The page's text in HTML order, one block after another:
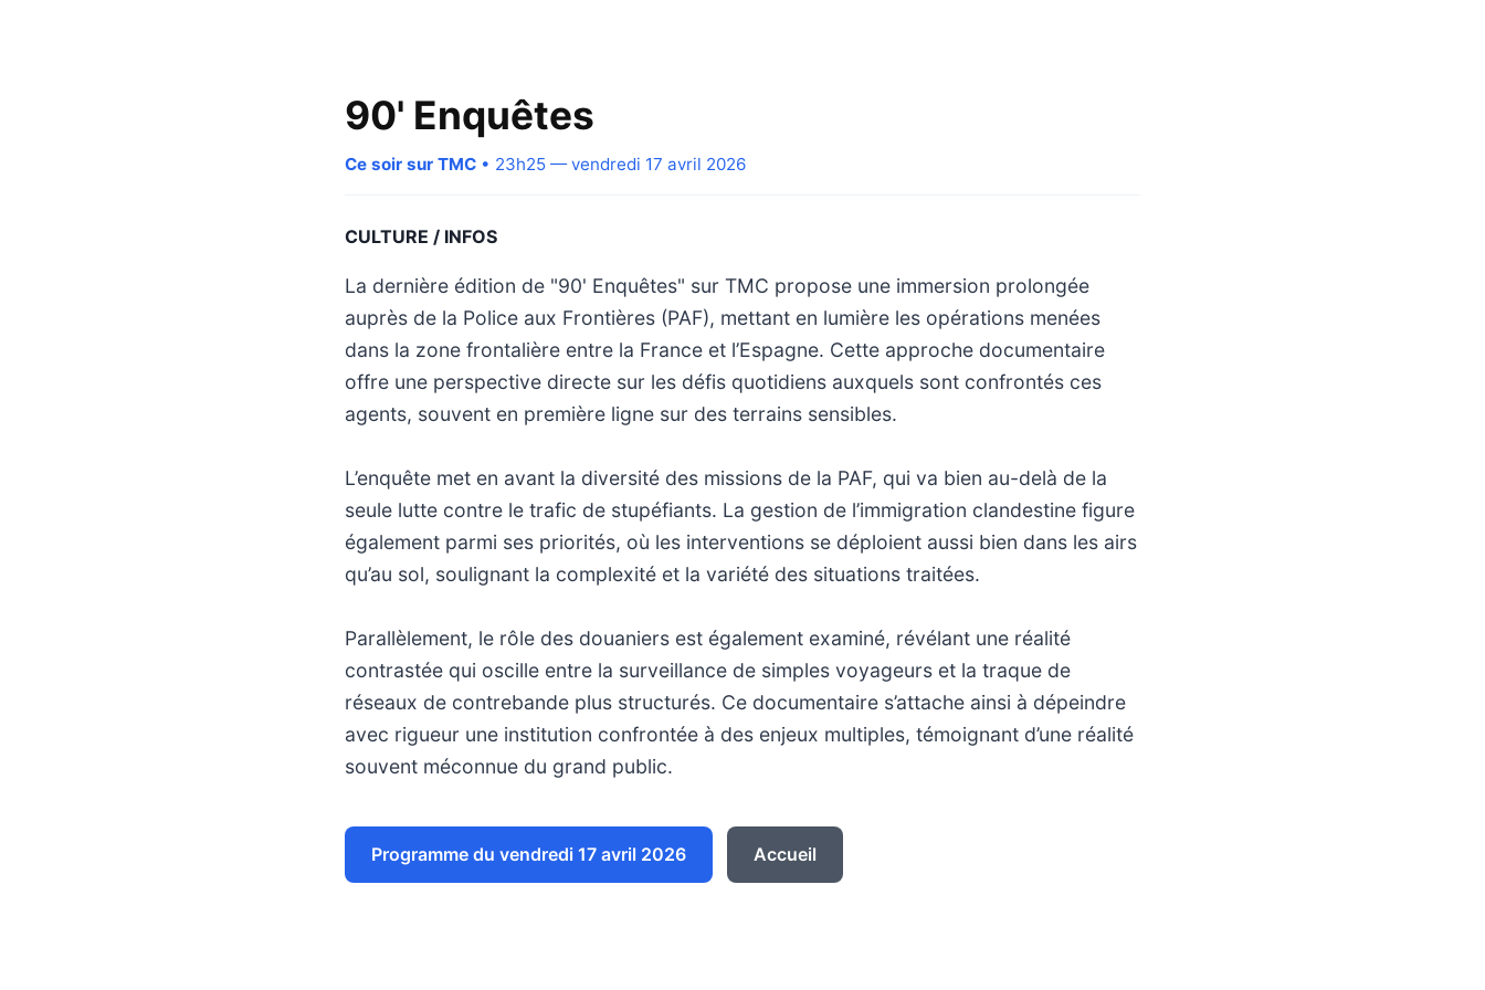
90' Enquêtes
Ce soir sur TMC • 23h25 — vendredi 17 avril 2026
CULTURE / INFOS
La dernière édition de "90' Enquêtes" sur TMC propose une immersion prolongée
auprès de la Police aux Frontières (PAF), mettant en lumière les opérations menées
dans la zone frontalière entre la France et l’Espagne. Cette approche documentaire
offre une perspective directe sur les défis quotidiens auxquels sont confrontés ces
agents, souvent en première ligne sur des terrains sensibles.
L’enquête met en avant la diversité des missions de la PAF, qui va bien au-delà de la
seule lutte contre le trafic de stupéfiants. La gestion de l’immigration clandestine figure
également parmi ses priorités, où les interventions se déploient aussi bien dans les airs
qu’au sol, soulignant la complexité et la variété des situations traitées.
Parallèlement, le rôle des douaniers est également examiné, révélant une réalité
contrastée qui oscille entre la surveillance de simples voyageurs et la traque de
réseaux de contrebande plus structurés. Ce documentaire s’attache ainsi à dépeindre
avec rigueur une institution confrontée à des enjeux multiples, témoignant d’une réalité
souvent méconnue du grand public.
Programme du vendredi 17 avril 2026 Accueil